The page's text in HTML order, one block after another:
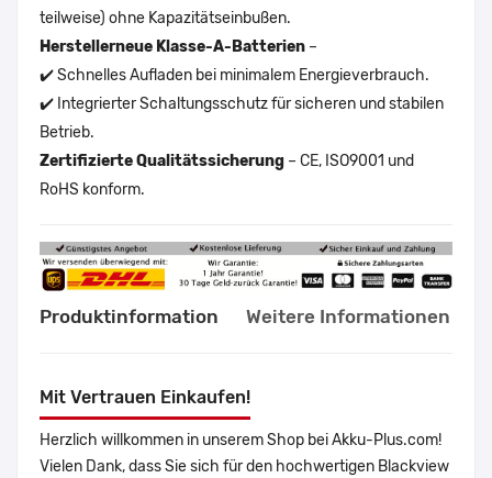
teilweise) ohne Kapazitätseinbußen.
Herstellerneue Klasse-A-Batterien –
✔️ Schnelles Aufladen bei minimalem Energieverbrauch.
✔️ Integrierter Schaltungsschutz für sicheren und stabilen
Betrieb.
Zertifizierte Qualitätssicherung – CE, ISO9001 und
RoHS konform.
Produktinformation Weitere Informationen
Mit Vertrauen Einkaufen!
Herzlich willkommen in unserem Shop bei Akku-Plus.com!
Vielen Dank, dass Sie sich für den hochwertigen Blackview